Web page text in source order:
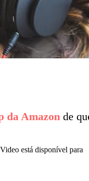
da Amazon de
está disponível para